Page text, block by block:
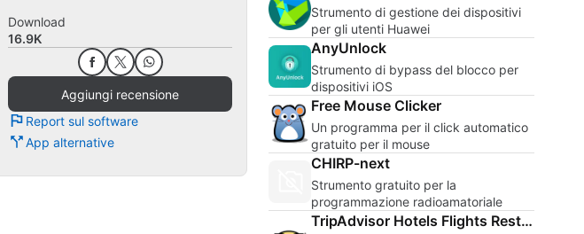
Download
16.9K
Aggiungi recensione
Report sul software
App alternative
Strumento di gestione dei dispositivi
per gli utenti Huawei
AnyUnlock
Strumento di bypass del blocco per
dispositivi iOS
Free Mouse Clicker
Un programma per il click automatico
gratuito per il mouse
CHIRP-next
Strumento gratuito per la
programmazione radioamatoriale
TripAdvisor Hotels Flights Restaurants